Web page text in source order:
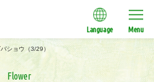
Language Menu
バショウ（3/29）
Flower